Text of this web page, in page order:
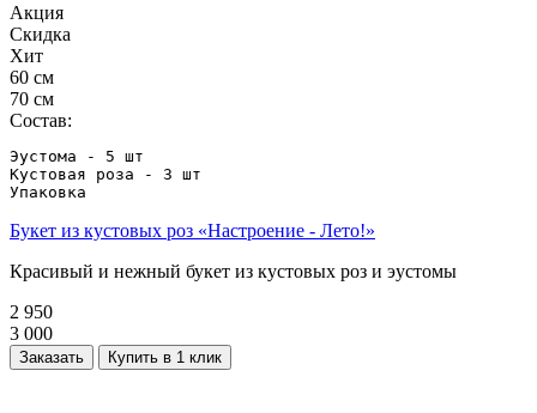
Акция
Скидка
Хит
60 см
70 см
Состав:
Эустома - 5 шт
Кустовая роза - 3 шт
Упаковка
Букет из кустовых роз «Настроение - Лето!»
Красивый и нежный букет из кустовых роз и эустомы
2 950
3 000
Заказать Купить в 1 клик